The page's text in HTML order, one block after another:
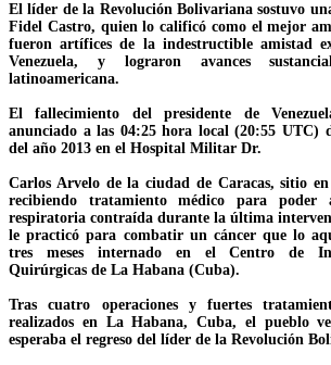
El líder de la Revolución Bolivariana sostuvo
Fidel Castro, quien lo calificó como el mejor
fueron artífices de la indestructible amistad
Venezuela, y lograron avances
latinoamericana.
El fallecimiento del presidente de
anunciado a las 04:25 hora local (20:55 UTC)
del año 2013 en el Hospital Militar Dr.
Carlos Arvelo de la ciudad de Caracas, sitio
recibiendo tratamiento médico para poder
respiratoria contraída durante la última
le practicó para combatir un cáncer que lo
tres meses internado en el Centro de
Quirúrgicas de La Habana (Cuba).
Tras cuatro operaciones y fuertes
realizados en La Habana, Cuba, el pueblo
esperaba el regreso del líder de la Revolución